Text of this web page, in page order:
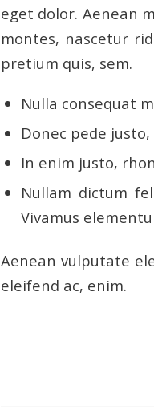
eget dolor. Aenean
montes, nascetur
pretium quis, sem.
Nulla consequat
Donec pede
In enim justo,
Nullam dictum
Vivamus
Aenean vulputate
eleifend ac, enim.